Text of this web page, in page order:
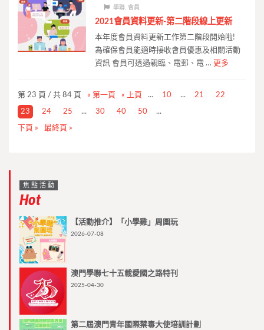
學聯, 會員
2021會員資料更新-第二階段線上更新
本年度會員資料更新工作第二階段開始啦!
為確保會員能適時接收會員優惠及相關活動
資訊 會員可透過親臨、電郵、電 … 更多
第 23 頁 / 共 84 頁 « 第一頁 « 上頁 ... 10 ... 21 22
23 24 25 ... 30 40 50 ...
下頁 » 最終頁 »
焦點活動
Hot
【活動推介】「小學雞」周圍玩
2026-07-08
澳門學聯七十五載愛國之路特刊
2025-04-30
第二屆澳門青年國際禁毒大使培訓計劃